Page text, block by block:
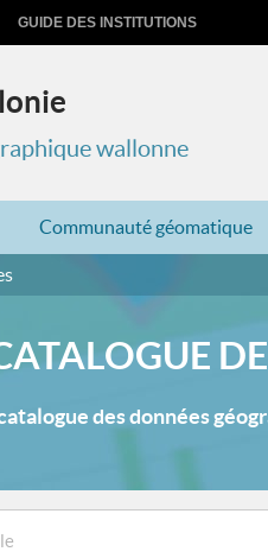
GUIDE DES INSTITUTIONS
wallonne
Communauté géomatique
des données